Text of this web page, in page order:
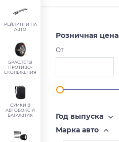
РЕЙЛИНГИ НА
АВТО
БРАСЛЕТЫ
ПРОТИВО-
СКОЛЬЖЕНИЯ
СУМКИ В
АВТОБОКС И
БАГАЖНИК
Розничная цена
От
Год выпуска
Марка авто